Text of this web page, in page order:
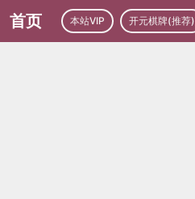
首页 本站VIP 开元棋牌(推荐)